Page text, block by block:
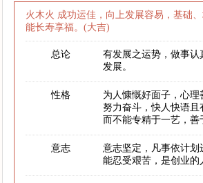
火木火 成功运佳，向上发展容易，基础、
能长寿享福。(大吉)
总论
有发展之运势，做事认
发展。
性格
为人慷慨好面子，心理
努力奋斗，快人快语且
而不能专精于一艺，善
意志
意志坚定，凡事依计划
能忍受艰苦，是创业的